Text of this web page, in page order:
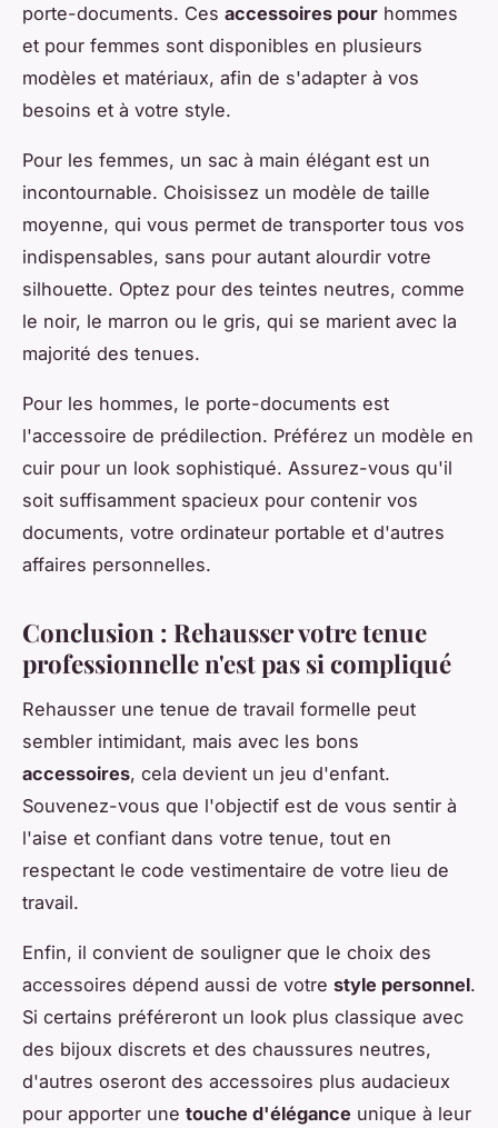
porte-documents. Ces accessoires pour hommes
et pour femmes sont disponibles en plusieurs
modèles et matériaux, afin de s'adapter à vos
besoins et à votre style.
Pour les femmes, un sac à main élégant est un
incontournable. Choisissez un modèle de taille
moyenne, qui vous permet de transporter tous vos
indispensables, sans pour autant alourdir votre
silhouette. Optez pour des teintes neutres, comme
le noir, le marron ou le gris, qui se marient avec la
majorité des tenues.
Pour les hommes, le porte-documents est
l'accessoire de prédilection. Préférez un modèle en
cuir pour un look sophistiqué. Assurez-vous qu'il
soit suffisamment spacieux pour contenir vos
documents, votre ordinateur portable et d'autres
affaires personnelles.
Conclusion : Rehausser votre tenue
professionnelle n'est pas si compliqué
Rehausser une tenue de travail formelle peut
sembler intimidant, mais avec les bons
accessoires, cela devient un jeu d'enfant.
Souvenez-vous que l'objectif est de vous sentir à
l'aise et confiant dans votre tenue, tout en
respectant le code vestimentaire de votre lieu de
travail.
Enfin, il convient de souligner que le choix des
accessoires dépend aussi de votre style personnel.
Si certains préféreront un look plus classique avec
des bijoux discrets et des chaussures neutres,
d'autres oseront des accessoires plus audacieux
pour apporter une touche d'élégance unique à leur